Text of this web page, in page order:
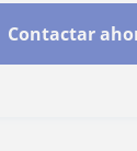
Contactar